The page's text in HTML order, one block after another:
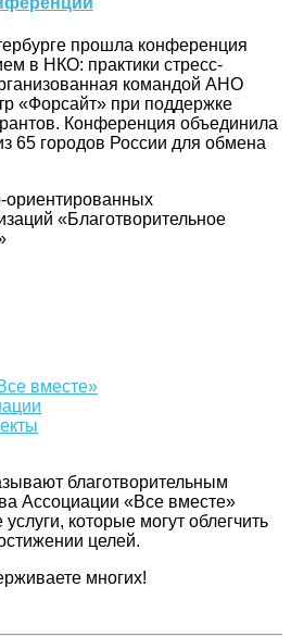
прошла конференция
в НКО: практики стресс-
командой АНО
«Форсайт» при поддержке
Конференция объединила
65 городов России для обмена
ориентированных
«Благотворительное
вместе»
благотворительным
Ассоциации «Все вместе»
которые могут облегчить
целей.
многих!